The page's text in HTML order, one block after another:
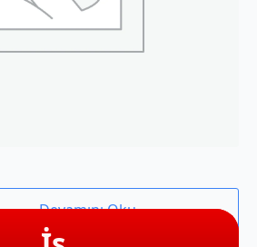
Devamını Oku